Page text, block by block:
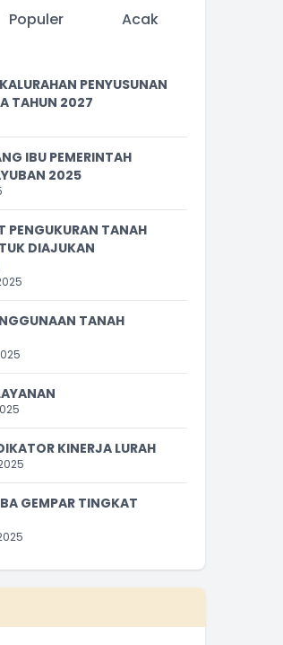
Populer Acak
PENYUSUNAN
TAHUN 2027
IBU PEMERINTAH
2025
PENGUKURAN TANAH
DIAJUKAN
TANAH
KINERJA LURAH
GEMPAR TINGKAT